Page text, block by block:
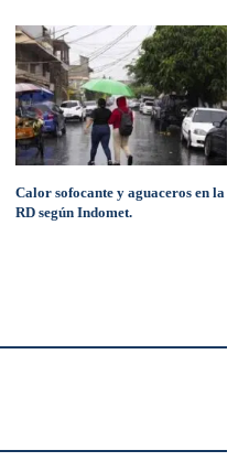
Calor sofocante y aguaceros en la
RD según Indomet.